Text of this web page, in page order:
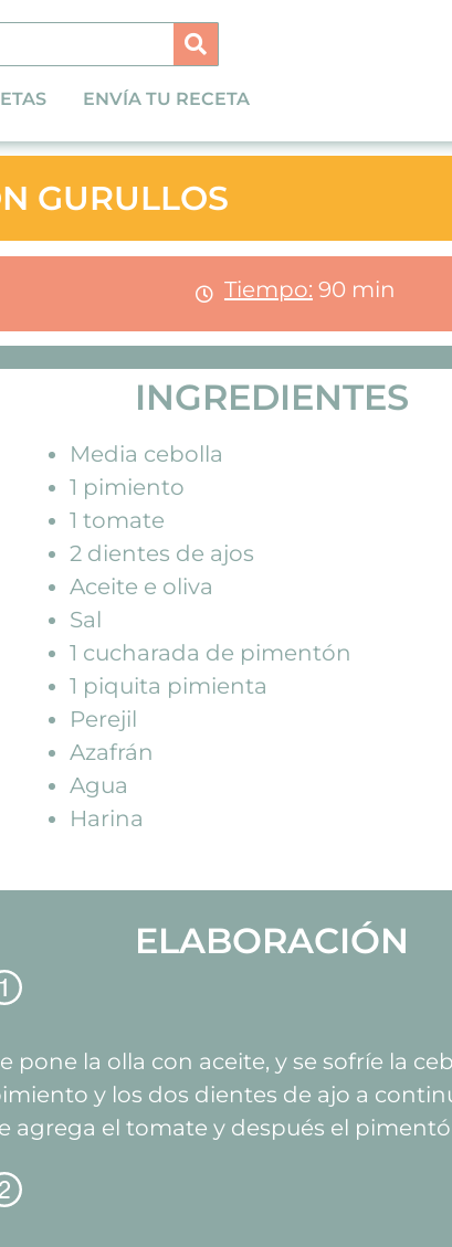
ENVÍA TU RECETA
GURULLOS
Tiempo: 90 min
INGREDIENTES
Media cebolla
1 pimiento
1 tomate
2 dientes de ajos
Aceite e oliva
Sal
1 cucharada de pimentón
1 piquita pimienta
Perejil
Azafrán
Agua
Harina
ELABORACIÓN
pone la olla con aceite, y se sofríe la
y los dos dientes de ajo a
agrega el tomate y después el